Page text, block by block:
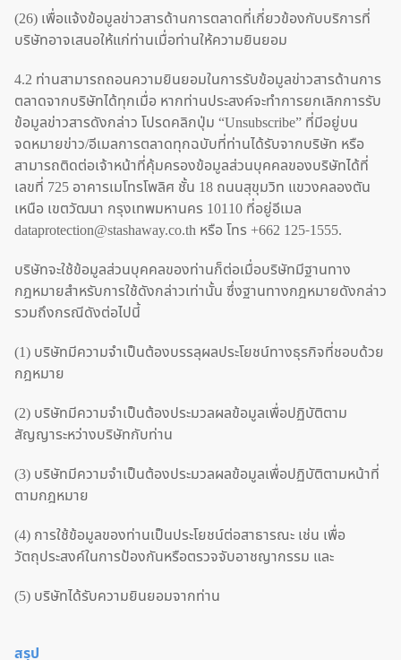
(26) เพื่อแจ้งข้อมูลข่าวสารด้านการตลาดที่เกี่ยวข้องกับบริการที่
บริษัทอาจเสนอให้แก่ท่านเมื่อท่านให้ความยินยอม
4.2 ท่านสามารถถอนความยินยอมในการรับข้อมูลข่าวสารด้านการ
ตลาดจากบริษัทได้ทุกเมื่อ หากท่านประสงค์จะทำการยกเลิกการรับ
ข้อมูลข่าวสารดังกล่าว โปรดคลิกปุ่ม “Unsubscribe” ที่มีอยู่บน
จดหมายข่าว/อีเมลการตลาดทุกฉบับที่ท่านได้รับจากบริษัท หรือ
สามารถติดต่อเจ้าหน้าที่คุ้มครองข้อมูลส่วนบุคคลของบริษัทได้ที่
เลขที่ 725 อาคารเมโทรโพลิศ ชั้น 18 ถนนสุขุมวิท แขวงคลองตัน
เหนือ เขตวัฒนา กรุงเทพมหานคร 10110 ที่อยู่อีเมล
dataprotection@stashaway.co.th หรือ โทร +662 125-1555.
บริษัทจะใช้ข้อมูลส่วนบุคคลของท่านก็ต่อเมื่อบริษัทมีฐานทาง
กฎหมายสำหรับการใช้ดังกล่าวเท่านั้น ซึ่งฐานทางกฎหมายดังกล่าว
รวมถึงกรณีดังต่อไปนี้
(1) บริษัทมีความจำเป็นต้องบรรลุผลประโยชน์ทางธุรกิจที่ชอบด้วย
กฎหมาย
(2) บริษัทมีความจำเป็นต้องประมวลผลข้อมูลเพื่อปฏิบัติตาม
สัญญาระหว่างบริษัทกับท่าน
(3) บริษัทมีความจำเป็นต้องประมวลผลข้อมูลเพื่อปฏิบัติตามหน้าที่
ตามกฎหมาย
(4) การใช้ข้อมูลของท่านเป็นประโยชน์ต่อสาธารณะ เช่น เพื่อ
วัตถุประสงค์ในการป้องกันหรือตรวจจับอาชญากรรม และ
(5) บริษัทได้รับความยินยอมจากท่าน
สรุป